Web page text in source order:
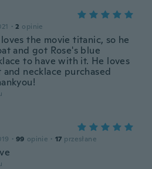
· 2 opinie
the movie titanic, so he
and got Rose's blue
to have with it. He loves
necklace purchased
· 99 opinie · 17 przesłane